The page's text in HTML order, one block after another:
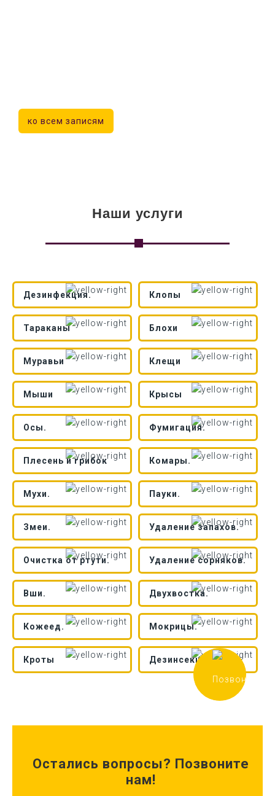
ко всем записям
Наши услуги
Дезинфекция. Клопы
Тараканы Блохи
Муравьи Клещи
Мыши Крысы
Осы. Фумигация.
Плесень и грибок Комары.
Мухи. Пауки.
Змеи. Удаление запахов.
Очистка от ртути. Удаление сорняков.
Вши. Двухвостка.
Кожеед. Мокрицы.
Кроты Дезинсекция.
Остались вопросы? Позвоните
нам!